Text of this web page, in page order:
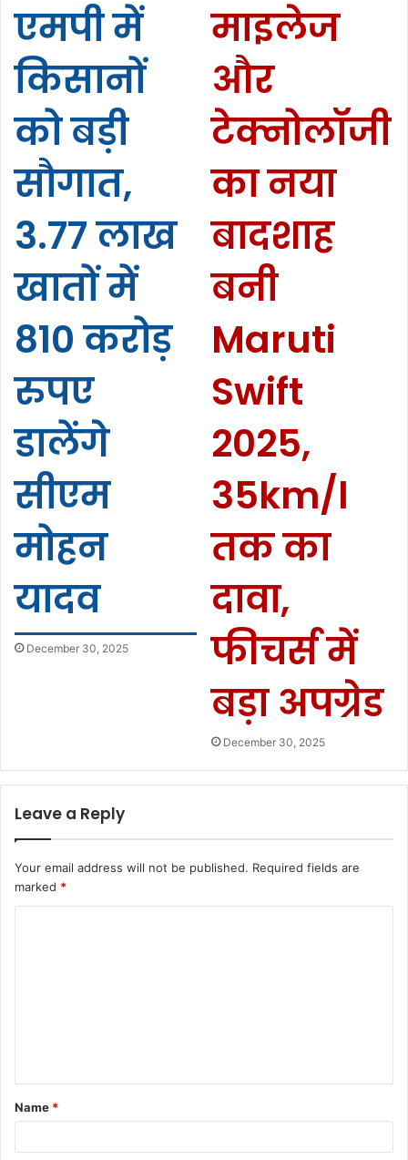
एमपी में
किसानों
को बड़ी
सौगात,
3.77 लाख
खातों में
810 करोड़
रुपए
डालेंगे
सीएम
मोहन
यादव
December 30, 2025
माइलेज
और
टेक्नोलॉजी
का नया
बादशाह
बनी
Maruti
Swift
2025,
35km/l
तक का
दावा,
फीचर्स में
बड़ा अपग्रेड
December 30, 2025
Leave a Reply
Your email address will not be published. Required fields are
marked *
t
*
Name *